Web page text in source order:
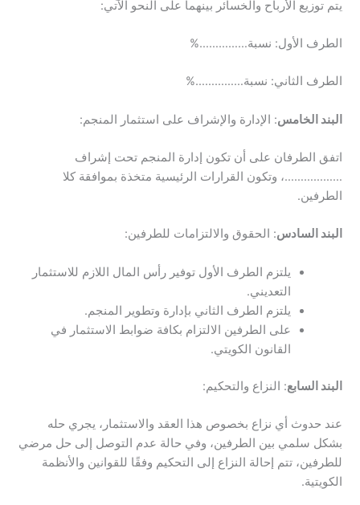
يتم توزيع الأرباح والخسائر بينهما على النحو الآتي:
الطرف الأول: نسبة……………%
الطرف الثاني: نسبة……………%
البند الخامس: الإدارة والإشراف على استثمار المنجم:
اتفق الطرفان على أن تكون إدارة المنجم تحت إشراف
………………، وتكون القرارات الرئيسية متخذة بموافقة كلا
الطرفين.
البند السادس: الحقوق والالتزامات للطرفين:
يلتزم الطرف الأول توفير رأس المال اللازم للاستثمار
التعديني.
يلتزم الطرف الثاني بإدارة وتطوير المنجم.
على الطرفين الالتزام بكافة ضوابط الاستثمار في
القانون الكويتي.
البند السابع: النزاع والتحكيم:
عند حدوث أي نزاع بخصوص هذا العقد والاستثمار، يجري حله
بشكل سلمي بين الطرفين، وفي حالة عدم التوصل إلى حل مرضي
للطرفين، تتم إحالة النزاع إلى التحكيم وفقًا للقوانين والأنظمة
الكويتية.